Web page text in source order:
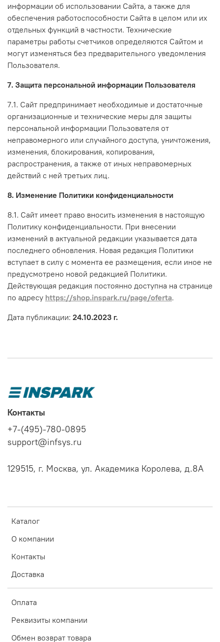
информации об использовании Сайта, а также для
обеспечения работоспособности Сайта в целом или их
отдельных функций в частности. Технические
параметры работы счетчиков определяются Сайтом и
могут изменяться без предварительного уведомления
Пользователя.
7. Защита персональной информации Пользователя
7.1. Сайт предпринимает необходимые и достаточные
организационные и технические меры для защиты
персональной информации Пользователя от
неправомерного или случайного доступа, уничтожения,
изменения, блокирования, копирования,
распространения, а также от иных неправомерных
действий с ней третьих лиц.
8. Изменение Политики конфиденциальности
8.1. Сайт имеет право вносить изменения в настоящую
Политику конфиденциальности. При внесении
изменений в актуальной редакции указывается дата
последнего обновления. Новая редакция Политики
вступает в силу с момента ее размещения, если иное не
предусмотрено новой редакцией Политики.
Действующая редакция постоянно доступна на странице
по адресу https://shop.inspark.ru/page/oferta.
Дата публикации: 24.10.2023 г.
Каталог
О компании
Контакты
Доставка
Оплата
Реквизиты компании
Обмен возврат товара
Контакты
+7-(495)-780-0895
support@infsys.ru
129515, г. Москва, ул. Академика Королева, д.8А